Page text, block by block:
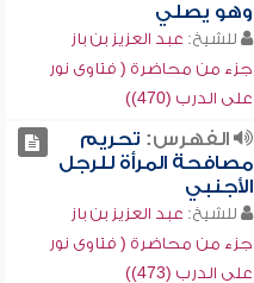
وهو يصلي
للشيخ: عبد العزيز بن باز
جزء من محاضرة ( فتاوى نور
على الدرب (470))
الفهرس: تحريم
مصافحة المرأة للرجل
الأجنبي
للشيخ: عبد العزيز بن باز
جزء من محاضرة ( فتاوى نور
على الدرب (473))